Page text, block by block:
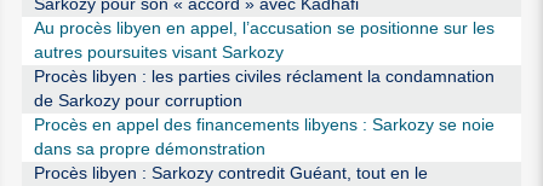
Sarkozy pour son « accord » avec Kadhafi
Au procès libyen en appel, l’accusation se positionne sur les
autres poursuites visant Sarkozy
Procès libyen : les parties civiles réclament la condamnation
de Sarkozy pour corruption
Procès en appel des financements libyens : Sarkozy se noie
dans sa propre démonstration
Procès libyen : Sarkozy contredit Guéant, tout en le